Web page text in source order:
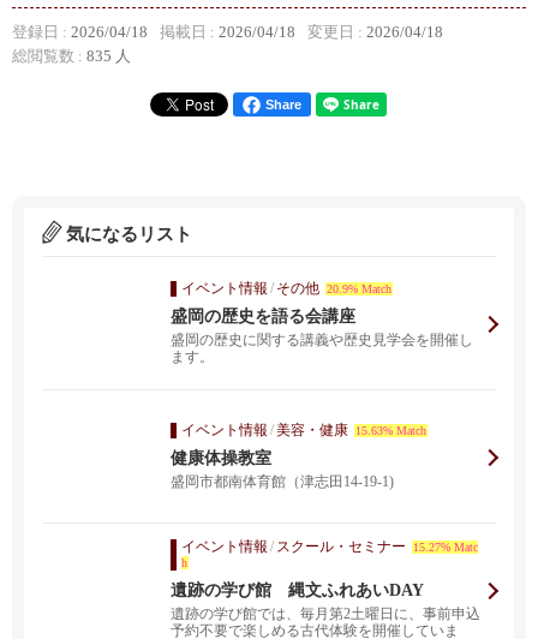
登録日 : 2026/04/18 掲載日 : 2026/04/18 変更日 : 2026/04/18
総閲覧数 : 835 人
Share
気になるリスト
イベント情報 / その他 20.9% Match
盛岡の歴史を語る会講座
盛岡の歴史に関する講義や歴史見学会を開催し
ます。
イベント情報 /美容・健康 15.63% Match
健康体操教室
盛岡市都南体育館（津志田14-19-1)
イベント情報 / スクール・セミナー
15.27% Matc
h
遺跡の学び館 縄文ふれあいDAY
遺跡の学び館では、毎月第2土曜日に、事前申込
予約不要で楽しめる古代体験を開催していま